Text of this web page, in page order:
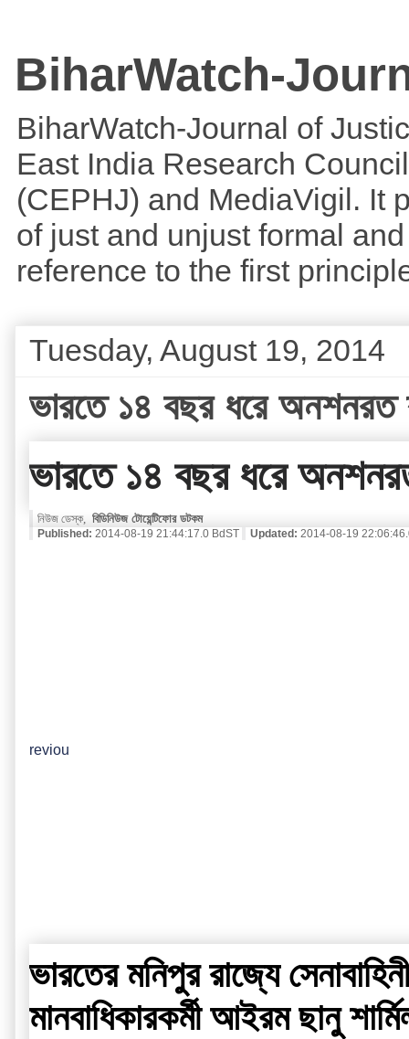
BiharWatch-
BiharWatch-Journal of
East India Research
(CEPHJ) and MediaVigil. It
of just and unjust formal
reference to the first
Tuesday, August 19, 2014
ভারতে ১৪ বছর ধরে অনশনরত
ভারতে ১৪ বছর ধরে অনশনরত
নিউজ ডেস্ক, বিডিনিউজ টোয়েন্টিফোর ডটকম
Published: 2014-08-19 21:44:17.0 BdST Updated: 2014-08-19
reviou
ভারতের মনিপুর রাজ্যে
মানবাধিকারকর্মী আইরম ছানু